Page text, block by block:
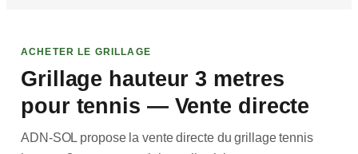
ACHETER LE GRILLAGE
Grillage hauteur 3 metres
pour tennis — Vente directe
ADN-SOL propose la vente directe du grillage tennis